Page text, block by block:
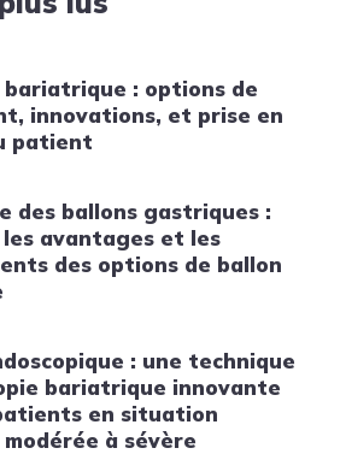
bariatrique : options de
innovations, et prise en
patient
des ballons gastriques :
avantages et les
des options de ballon
: une technique
bariatrique innovante
en situation
à sévère